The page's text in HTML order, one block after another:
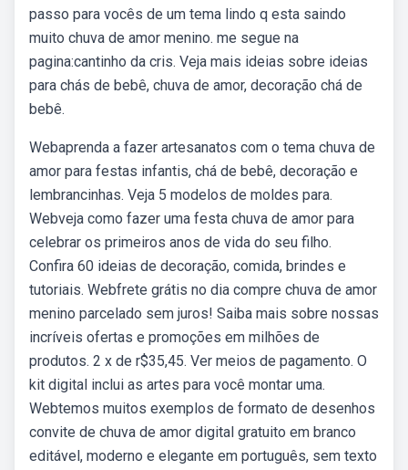
passo para vocês de um tema lindo q esta saindo
muito chuva de amor menino. me segue na
pagina:cantinho da cris. Veja mais ideias sobre ideias
para chás de bebê, chuva de amor, decoração chá de
bebê.
Webaprenda a fazer artesanatos com o tema chuva de
amor para festas infantis, chá de bebê, decoração e
lembrancinhas. Veja 5 modelos de moldes para.
Webveja como fazer uma festa chuva de amor para
celebrar os primeiros anos de vida do seu filho.
Confira 60 ideias de decoração, comida, brindes e
tutoriais. Webfrete grátis no dia compre chuva de amor
menino parcelado sem juros! Saiba mais sobre nossas
incríveis ofertas e promoções em milhões de
produtos. 2 x de r$35,45. Ver meios de pagamento. O
kit digital inclui as artes para você montar uma.
Webtemos muitos exemplos de formato de desenhos
convite de chuva de amor digital gratuito em branco
editável, moderno e elegante em português, sem texto